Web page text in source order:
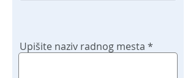
Upišite naziv radnog mesta